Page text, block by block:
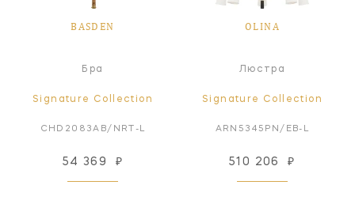
BASDEN
Бра
Signature Collection
CHD2083AB/NRT-L
54 369 ₽
OLINA
Люстра
Signature Collection
ARN5345PN/EB-L
510 206 ₽